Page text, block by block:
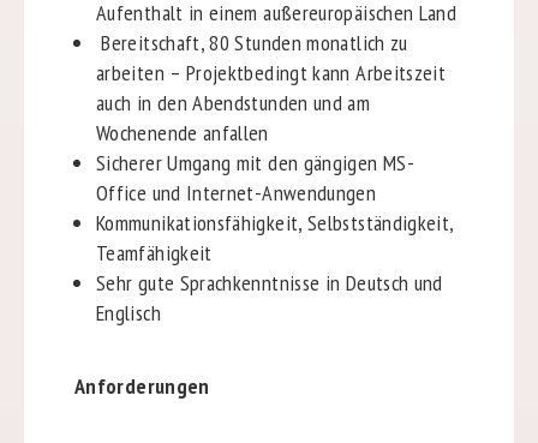
Aufenthalt in einem außereuropäischen Land
Bereitschaft, 80 Stunden monatlich zu
arbeiten – Projektbedingt kann Arbeitszeit
auch in den Abendstunden und am
Wochenende anfallen
Sicherer Umgang mit den gängigen MS-
Office und Internet-Anwendungen
Kommunikationsfähigkeit, Selbstständigkeit,
Teamfähigkeit
Sehr gute Sprachkenntnisse in Deutsch und
Englisch
Anforderungen